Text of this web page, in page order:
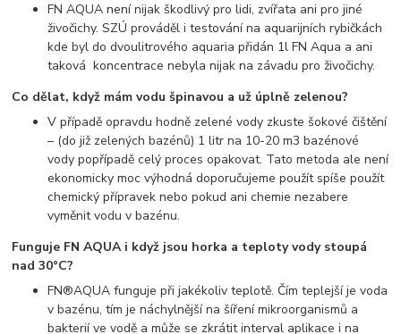
FN AQUA není nijak škodlivý pro lidi, zvířata ani pro jiné
živočichy. SZÚ prováděl i testování na aquarijních rybičkách
kde byl do dvoulitrového aquaria přidán 1l FN Aqua a ani
taková koncentrace nebyla nijak na závadu pro živočichy.
Co dělat, když mám vodu špinavou a už úplně zelenou?
V případě opravdu hodně zelené vody zkuste šokové čištění
– (do již zelených bazénů) 1 litr na 10-20 m3 bazénové
vody popřípadě celý proces opakovat. Tato metoda ale není
ekonomicky moc výhodná doporučujeme použít spíše použít
chemický přípravek nebo pokud ani chemie nezabere
vyměnit vodu v bazénu.
Funguje FN AQUA i když jsou horka a teploty vody stoupá
nad 30°C?
FN®AQUA funguje při jakékoliv teplotě. Čím teplejší je voda
v bazénu, tím je náchylnější na šíření mikroorganismů a
bakterií ve vodě a může se zkrátit interval aplikace i na